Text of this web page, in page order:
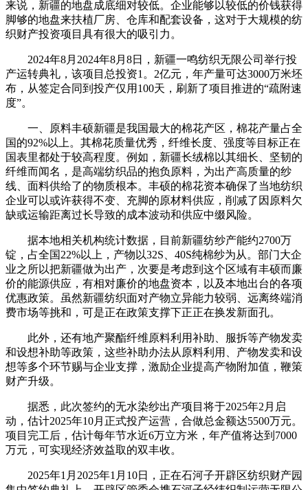
来说，新疆的地盘成底细对较低。企业能够以较低的价钱获得
脚够的地盘来扶植厂房、仓库和配套设备，这对于大规模的纺
织财产投资项目具有很大的吸引力。
2024年8月2024年8月8日，新疆一鸣纺织无限公司举行投
产运转典礼，该项目总投资1。2亿元，年产量可达3000万米坯
布，从签定合同到投产仅用100天，刷新了项目推进的“疏附速
度”。
一、原料丰硕新疆是我国最大的棉花产区，棉花产量占全
国的92%以上。其棉花质量优秀，纤维长度、强度等目标正在
国表里都处于较高程度。例如，新疆长绒棉以其细长、坚韧的
纤维而闻名，是高端纺织品的抱负原料，为出产高质量的纱
线、面料供给了的物质根本。丰硕的棉花资本确保了当地纺织
企业可以或许获得不变、充脚的原材料供应，削减了因原料欠
缺或运输距离过长导致的成本波动和供应中缀风险。
据本地相关机构统计数据，目前新疆纺纱产能约2700万
锭，占全国22%以上，产物以32S、40S纯棉纱为从。部门大企
业之所以把新疆做为出产，次要是考虑到这个区域有丰硕而廉
价的能源供应，有相对廉价的地盘资本，以及本地出台的各项
优惠政策。虽然新疆纺织面对产物立异能力较弱、远离终端消
费市场等挑和，可是正在政策支撑下正正在换发新面孔。
此外，还有地产聚酯纤维原料利用补助、服拆等产物发卖
和设想补助等政策，这些补助办法从原料利用、产物发卖和设
想等多个环节赐与企业支撑，激励企业提高产物附加值，鞭策
财产升级。
据悉，此次签约的无水染纱出产项目将于2025年2月启
动，估计2025年10月正式投产运营，合做总金额达5500万元。
项目完工后，估计每年节水近6万立方米，年产值将达到7000
万元，可实现经济效益取的双丰收。
2025年1月2025年1月10日，正在石河子开辟区纺织财产园